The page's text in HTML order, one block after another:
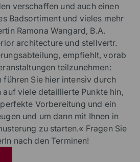
verschaffen und auch einen
Badsortiment und vieles mehr
Ramona Wangard, B.A.
architecture und stellvertr.
empfiehlt, vorab
teilzunehmen:
führen Sie hier intensiv durch
auf viele detaillierte Punkte hin,
Vorbereitung und ein
und um dann mit Ihnen in
zu starten.« Fragen Sie
nach den Terminen!